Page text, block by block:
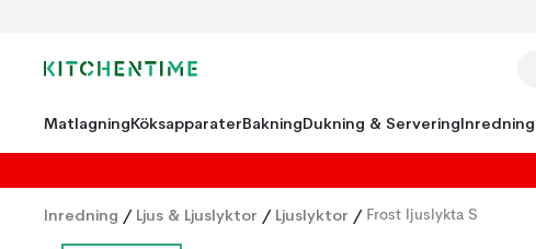
MatlagningKöksapparaterBakningDukning & ServeringInredning
Inredning / Ljus & Ljuslyktor / Ljuslyktor / Frost ljuslykta S